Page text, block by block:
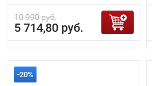
10 990 руб.
5 714,80 руб.
-20%